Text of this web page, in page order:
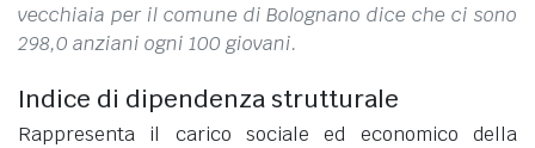
vecchiaia per il comune di Bolognano dice che ci sono
298,0 anziani ogni 100 giovani.
Indice di dipendenza strutturale
Rappresenta il carico sociale ed economico della